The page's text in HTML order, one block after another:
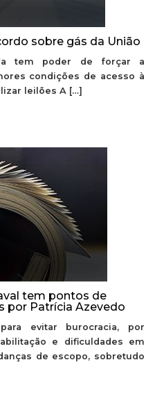
sobre gás da União
tem poder de forçar a
condições de acesso à
leilões A […]
tem pontos de
por Patrícia Azevedo
evitar burocracia, por
e dificuldades em
de escopo, sobretudo